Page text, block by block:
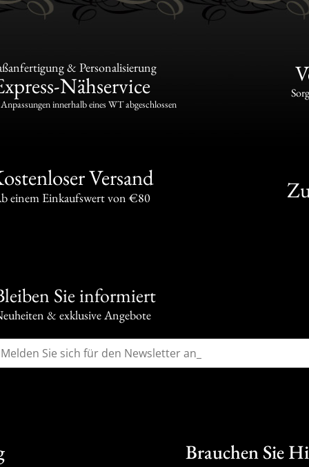
& Personalisierung
Nähservice
innerhalb eines WT abgeschlossen
Versand
einem Einkaufswert von €80
Sie informiert
& exklusive Angebote
Brauchen Sie